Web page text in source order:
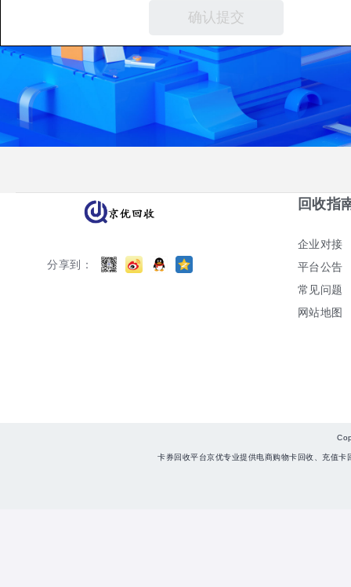
分享到：
回收指
企业对接
平台公告
常见问题
网站地图
卡券回收平台京优专业提供电商购物卡回收、充值